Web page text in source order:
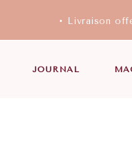
• Livraison
JOURNAL